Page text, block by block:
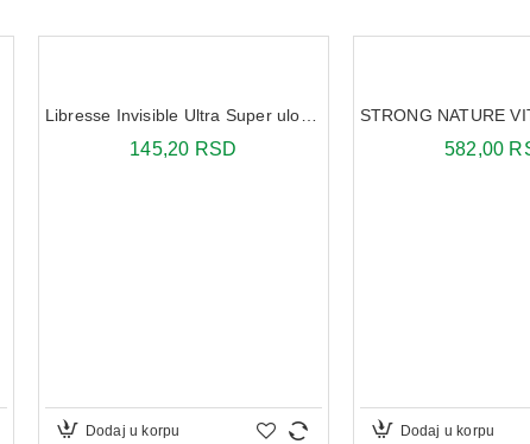
145,20 RSD
Dodaj u korpu
582,00
Dodaj u korpu